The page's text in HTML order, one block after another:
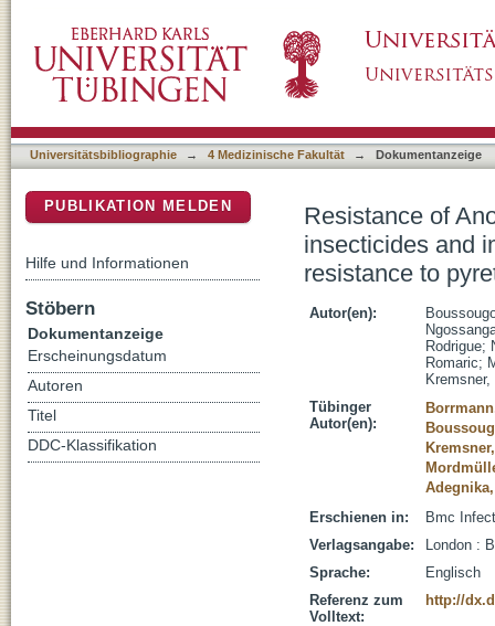
cytochrome P450 monooxygenase in
Universitätsbibliographie → 4 Medizinische Fakultät → Dokumentanzeige
Resistance of
insecticides and
resistance to
Autor(en):
Rodrigue;
Romaric;
Tübinger
Autor(en):
Erschienen in:
Bmc
Verlagsangabe:
London :
Sprache:
Englisch
Referenz zum
Volltext:
http://
PUBLIKATION MELDEN
Hilfe und Informationen
Stöbern
Dokumentanzeige
Erscheinungsdatum
Autoren
Titel
DDC-Klassifikation